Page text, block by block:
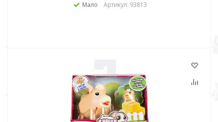
Мало Артикул: 93813